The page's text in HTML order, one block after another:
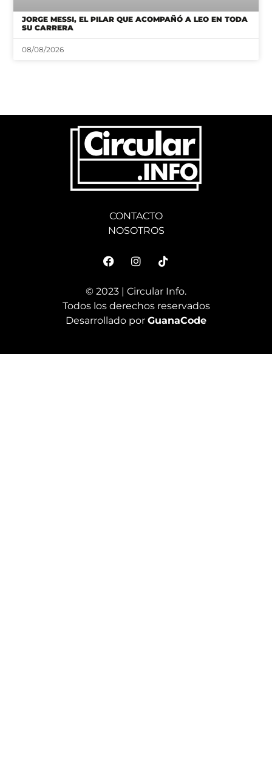
JORGE MESSI, EL PILAR QUE ACOMPAÑÓ A LEO EN TODA
SU CARRERA
08/08/2026
CONTACTO
NOSOTROS
© 2023 | Circular Info.
Todos los derechos reservados
Desarrollado por GuanaCode